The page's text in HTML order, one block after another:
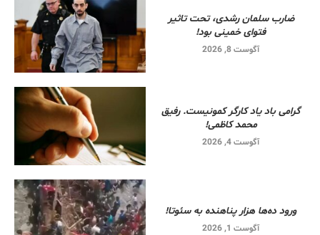
ضارب سلمان رشدی، تحت تاثیر
فتوای خمینی بود!
آگوست 8, 2026
گرامی باد یاد کارگر کمونیست. رفیق
محمد کاظمی!
آگوست 4, 2026
ورود ده‌ها هزار پناهنده به سئوتا!
آگوست 1, 2026